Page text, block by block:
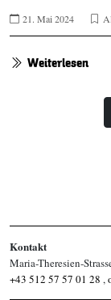
21. Mai 2024
Weiterlesen
Kontakt
Maria-Theresien-
+43 512 57 57 01 28 ,